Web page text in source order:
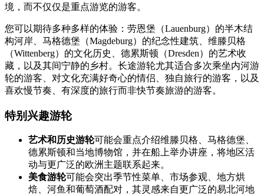
境，而不仅仅是重点游览的游客。
您可以期待多种多样的体验：劳恩堡（Lauenburg）的半木结
构河岸、马格德堡（Magdeburg）的纪念性建筑、维滕贝格
（Wittenberg）的文化历史、德累斯顿（Dresden）的艺术收
藏，以及其间宁静的乡村。长途游轮尤其适合多次乘坐内河游
轮的游客、对文化充满好奇心的情侣、独自旅行的游客，以及
喜欢慢节奏、有深度的旅行而非快节奏旅游的游客。
特别兴趣游轮
艺术和历史游轮可能会重点介绍维滕贝格、马格德堡、
德累斯顿和当地博物馆，并在船上举办讲座，将地区活
动与更广泛的欧洲主题联系起来。
美食游轮可能会突出季节性菜单、市场参观、地方烘
焙、河鱼和葡萄酒配对，其灵感来自更广泛的易北河地